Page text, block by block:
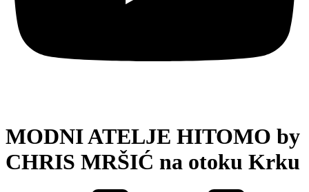
MODNI ATELJE HITOMO by
CHRIS MRŠIĆ na otoku Krku